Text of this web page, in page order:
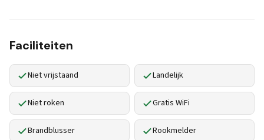
Faciliteiten
Niet vrijstaand Landelijk
Niet roken Gratis WiFi
Brandblusser Rookmelder